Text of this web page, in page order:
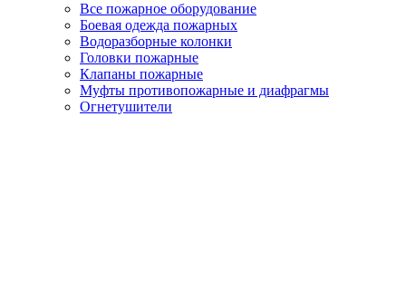
Все пожарное оборудование
Боевая одежда пожарных
Водоразборные колонки
Головки пожарные
Клапаны пожарные
Муфты противопожарные и диафрагмы
Огнетушители